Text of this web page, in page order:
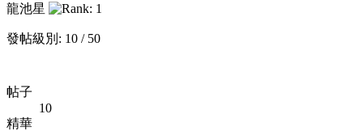
龍池星
發帖級別: 10 / 50
帖子
10
精華